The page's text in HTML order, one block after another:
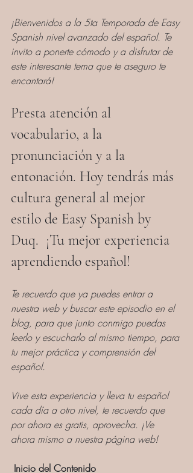
¡Bienvenidos a la 5ta Temporada de Easy
Spanish nivel avanzado del español. Te
invito a ponerte cómodo y a disfrutar de
este interesante tema que te aseguro te
encantará!
Presta atención al
vocabulario, a la
pronunciación y a la
entonación. Hoy tendrás más
cultura general al mejor
estilo de Easy Spanish by
Duq.  ¡Tu mejor experiencia
aprendiendo español!
Te recuerdo que ya puedes entrar a
nuestra web y buscar este episodio en el
blog, para que junto conmigo puedas
leerlo y escucharlo al mismo tiempo, para
tu mejor práctica y comprensión del
español.
Vive esta experiencia y lleva tu español
cada día a otro nivel, te recuerdo que
por ahora es gratis, aprovecha. ¡Ve
ahora mismo a nuestra página web!
Inicio del Contenido